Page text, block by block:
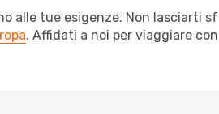
alle tue esigenze. Non lasciarti
. Affidati a noi per viaggiare